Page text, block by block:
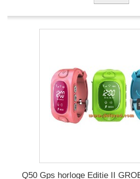
Q50 Gps horloge Editie II